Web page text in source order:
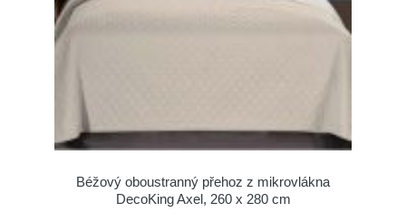
Béžový oboustranný přehoz z mikrovlákna
DecoKing Axel, 260 x 280 cm